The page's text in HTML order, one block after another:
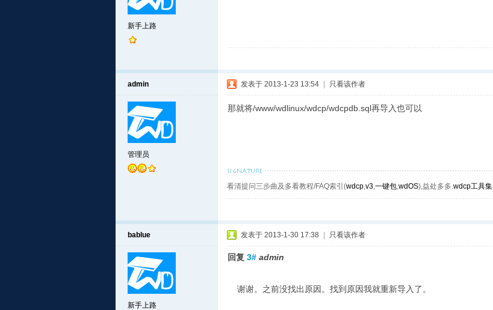
新手上路
admin
管理员
发表于 2013-1-23 13:54 只看该作者
那就将/www/wdlinux/wdcp/wdcpdb.sql再导入也可以
看清提问三步曲及多看教程/FAQ索引(wdcp,v3,一键包,wdOS),益处多多.wdcp工具集
bablue
新手上路
发表于 2013-1-30 17:38 只看该作者
回复 3# admin
谢谢。之前没找出原因。找到原因我就重新导入了。